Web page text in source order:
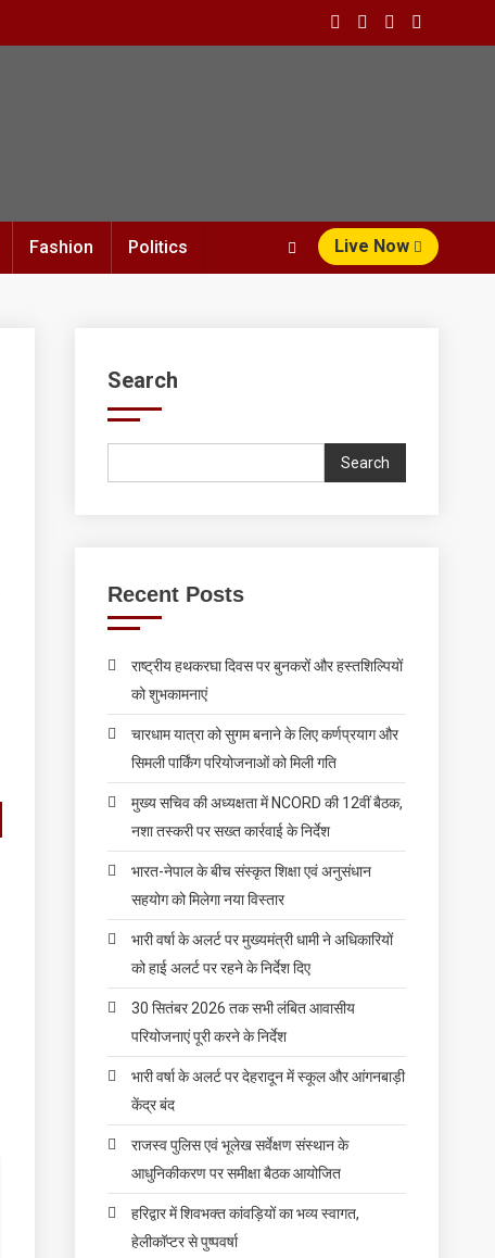
Fashion Politics Live Now
Search
Search
Recent Posts
राष्ट्रीय हथकरघा दिवस पर बुनकरों और हस्तशिल्पियों
को शुभकामनाएं
चारधाम यात्रा को सुगम बनाने के लिए कर्णप्रयाग और
सिमली पार्किंग परियोजनाओं को मिली गति
मुख्य सचिव की अध्यक्षता में NCORD की 12वीं बैठक,
नशा तस्करी पर सख्त कार्रवाई के निर्देश
भारत-नेपाल के बीच संस्कृत शिक्षा एवं अनुसंधान
सहयोग को मिलेगा नया विस्तार
भारी वर्षा के अलर्ट पर मुख्यमंत्री धामी ने अधिकारियों
को हाई अलर्ट पर रहने के निर्देश दिए
30 सितंबर 2026 तक सभी लंबित आवासीय
परियोजनाएं पूरी करने के निर्देश
भारी वर्षा के अलर्ट पर देहरादून में स्कूल और आंगनबाड़ी
केंद्र बंद
राजस्व पुलिस एवं भूलेख सर्वेक्षण संस्थान के
आधुनिकीकरण पर समीक्षा बैठक आयोजित
हरिद्वार में शिवभक्त कांवड़ियों का भव्य स्वागत,
हेलीकॉप्टर से पुष्पवर्षा